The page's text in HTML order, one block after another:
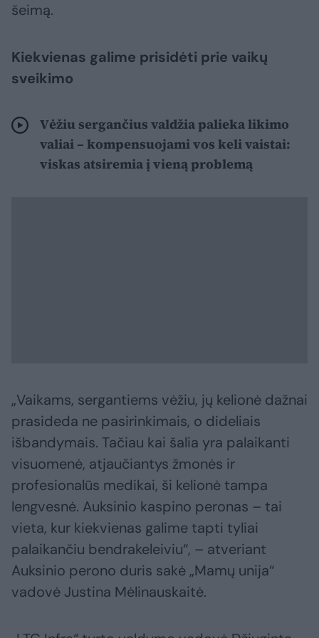
šeimą.
Kiekvienas galime prisidėti prie vaikų
sveikimo
Vėžiu sergančius valdžia palieka likimo
valiai – kompensuojami vos keli vaistai:
viskas atsiremia į vieną problemą
„Vaikams, sergantiems vėžiu, jų kelionė dažnai
prasideda ne pasirinkimais, o dideliais
išbandymais. Tačiau kai šalia yra palaikanti
visuomenė, atjaučiantys žmonės ir
profesionalūs medikai, ši kelionė tampa
lengvesnė. Auksinio kaspino peronas – tai
vieta, kur kiekvienas galime tapti tyliai
palaikančiu bendrakeleiviu“, – atveriant
Auksinio perono duris sakė „Mamų unija“
vadovė Justina Mėlinauskaitė.